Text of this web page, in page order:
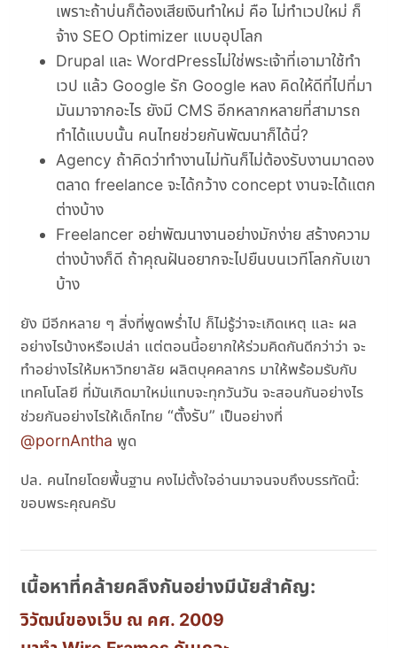
เพราะถ้าบ่นก็ต้องเสียเงินทำใหม่ คือ ไม่ทำเวปใหม่ ก็
จ้าง SEO Optimizer แบบอุปโลก
Drupal และ WordPressไม่ใช่พระเจ้าที่เอามาใช้ทำ
เวป แล้ว Google รัก Google หลง คิดให้ดีที่ไปที่มา
มันมาจากอะไร ยังมี CMS อีกหลากหลายที่สามารถ
ทำได้แบบนั้น คนไทยช่วยกันพัฒนาก็ได้นี่?
Agency ถ้าคิดว่าทำงานไม่ทันก็ไม่ต้องรับงานมาดอง
ตลาด freelance จะได้กว้าง concept งานจะได้แตก
ต่างบ้าง
Freelancer อย่าพัฒนางานอย่างมักง่าย สร้างความ
ต่างบ้างก็ดี ถ้าคุณฝันอยากจะไปยืนบนเวทีโลกกับเขา
บ้าง
ยัง มีอีกหลาย ๆ สิ่งที่พูดพร่ำไป ก็ไม่รู้ว่าจะเกิดเหตุ และ ผล
อย่างไรบ้างหรือเปล่า แต่ตอนนี้อยากให้ร่วมคิดกันดีกว่าว่า จะ
ทำอย่างไรให้มหาวิทยาลัย ผลิตบุคคลากร มาให้พร้อมรับกับ
เทคโนโลยี ที่มันเกิดมาใหม่แทบจะทุกวันวัน จะสอนกันอย่างไร
ช่วยกันอย่างไรให้เด็กไทย ตั้งรับ เป็นอย่างที่
@pornAntha พูด
ปล. คนไทยโดยพื้นฐาน คงไม่ตั้งใจอ่านมาจนจบถึงบรรทัดนี้:
ขอบพระคุณครับ
เนื้อหาที่คล้ายคลึงกันอย่างมีนัยสำคัญ:
วิวัฒน์ของเว็บ ณ คศ. 2009